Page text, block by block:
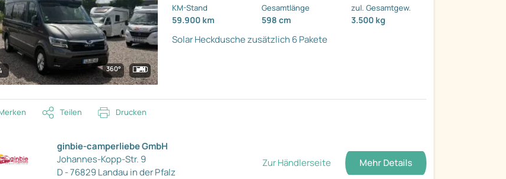
360°
KM-Stand
59.900 km
Gesamtlänge
598 cm
zul. Gesamtgew.
3.500 kg
SolarHeckdusche zusätzlich 6 Pakete
Teilen Drucken
ginbie-camperliebe GmbH
Johannes-Kopp-Str. 9
D - 76829 Landau in der Pfalz
Zur Händlerseite Mehr Details